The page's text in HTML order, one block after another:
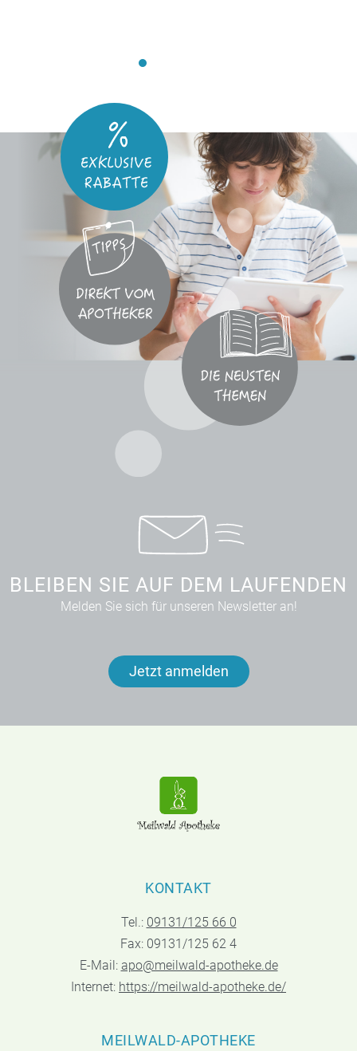
BLEIBEN SIE AUF DEM LAUFENDEN
Melden Sie sich für unseren Newsletter an!
Jetzt anmelden
KONTAKT
Tel.: 09131/125 66 0
Fax: 09131/125 62 4
E-Mail: apo@meilwald-apotheke.de
Internet: https://meilwald-apotheke.de/
MEILWALD-APOTHEKE